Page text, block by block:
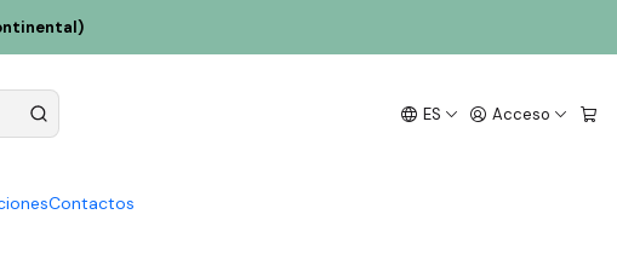
ES Acceso
Contactos
Red Wine 75cl
Hortas Vale do Gaio